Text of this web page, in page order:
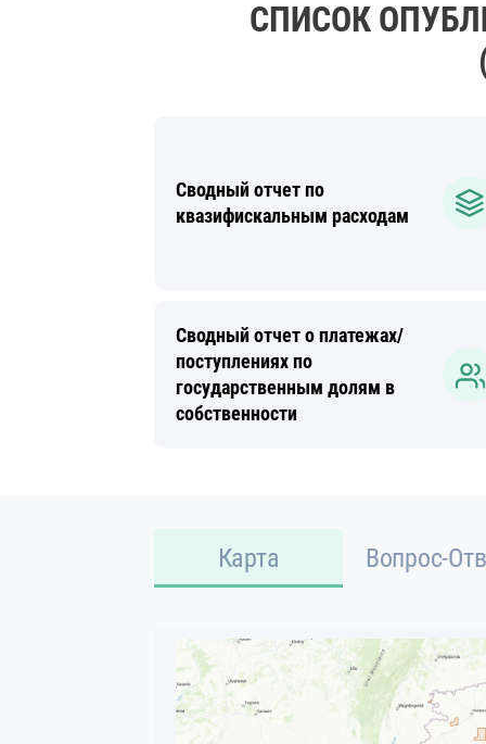
СПИСОК
Сводный отчет по
квазифискальным расходам
Сводный отчет о платежах/
поступлениях по
государственным долям в
собственности
Карта Вопрос-